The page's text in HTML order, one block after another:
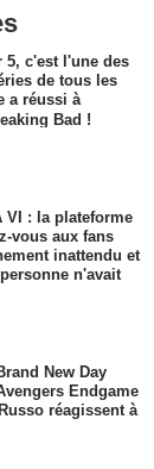
5, c'est l'une des
de tous les
a réussi à
Bad !
VI : la plateforme
vous aux fans
inattendu et
n'avait
New Day
Endgame
réagissent à